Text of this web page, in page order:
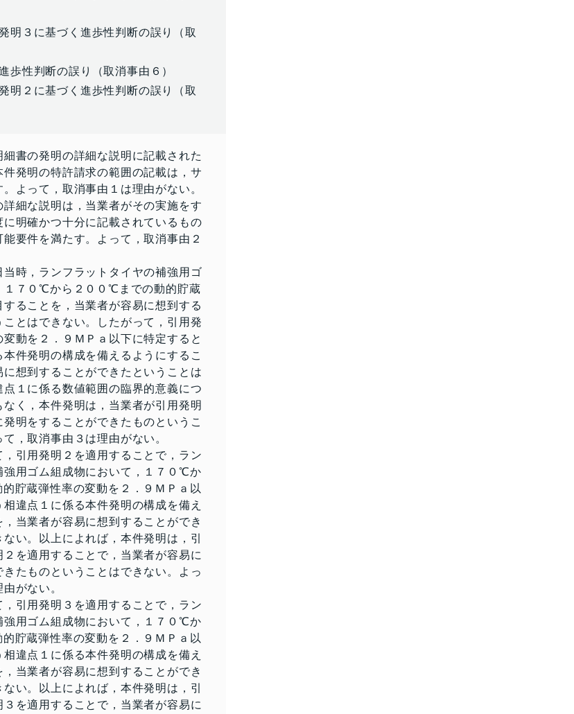
明３に基づく進歩性判断の誤り（取
歩性判断の誤り（取消事由６）
明２に基づく進歩性判断の誤り（取
書の発明の詳細な説明に記載された
件発明の特許請求の範囲の記載は，サ
よって，取消事由１は理由がない。
細な説明は，当業者がその実施をす
に明確かつ十分に記載されているもの
要件を満たす。よって，取消事由２
時，ランフラットタイヤの補強用ゴ
１７０℃から２００℃までの動的貯蔵
ることを，当業者が容易に想到する
ことはできない。したがって，引用発
動を２．９ＭＰａ以下に特定すると
件発明の構成を備えるようにするこ
に想到することができたということは
点１に係る数値範囲の臨界的意義につ
く，本件発明は，当業者が引用発明
発明をすることができたものというこ
，取消事由３は理由がない。
，引用発明２を適用することで，ラン
強用ゴム組成物において，１７０℃か
貯蔵弾性率の変動を２．９ＭＰａ以
違点１に係る本件発明の構成を備え
，当業者が容易に想到することができ
い。以上によれば，本件発明は，引
２を適用することで，当業者が容易に
たものということはできない。よっ
がない。
，引用発明３を適用することで，ラン
強用ゴム組成物において，１７０℃か
貯蔵弾性率の変動を２．９ＭＰａ以
違点１に係る本件発明の構成を備え
，当業者が容易に想到することができ
い。以上によれば，本件発明は，引
３を適用することで，当業者が容易に